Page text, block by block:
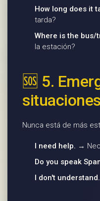
How long does it
tarda?
Where is the bus/
la estación?
🆘 5.
Nunca está de más
I need help. →
Do you speak
I don't understand.